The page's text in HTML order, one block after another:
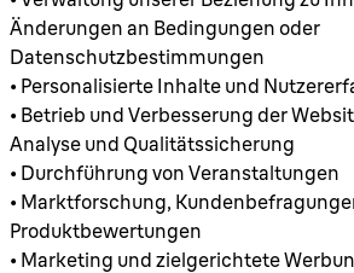
Änderungen an Bedingungen oder
Datenschutzbestimmungen
• Personalisierte Inhalte und
• Betrieb und Verbesserung der
Analyse und Qualitätssicherung
• Durchführung von Veranstaltungen
• Marktforschung,
Produktbewertungen
• Marketing und zielgerichtete